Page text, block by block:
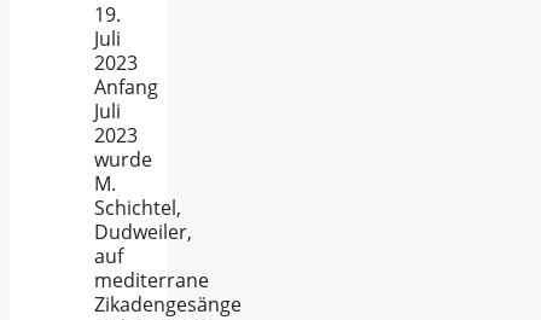
19.
Juli
2023
Anfang
Juli
2023
wurde
M.
Schichtel,
Dudweiler,
auf
mediterrane
Zikadengesänge